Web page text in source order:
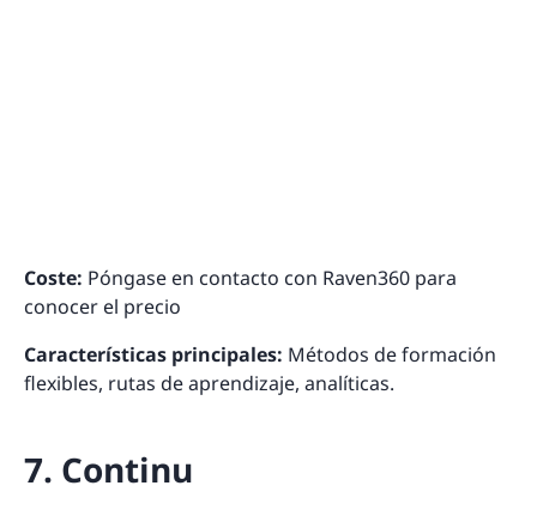
Coste: Póngase en contacto con Raven360 para
conocer el precio
Características principales: Métodos de formación
flexibles, rutas de aprendizaje, analíticas.
7. Continu